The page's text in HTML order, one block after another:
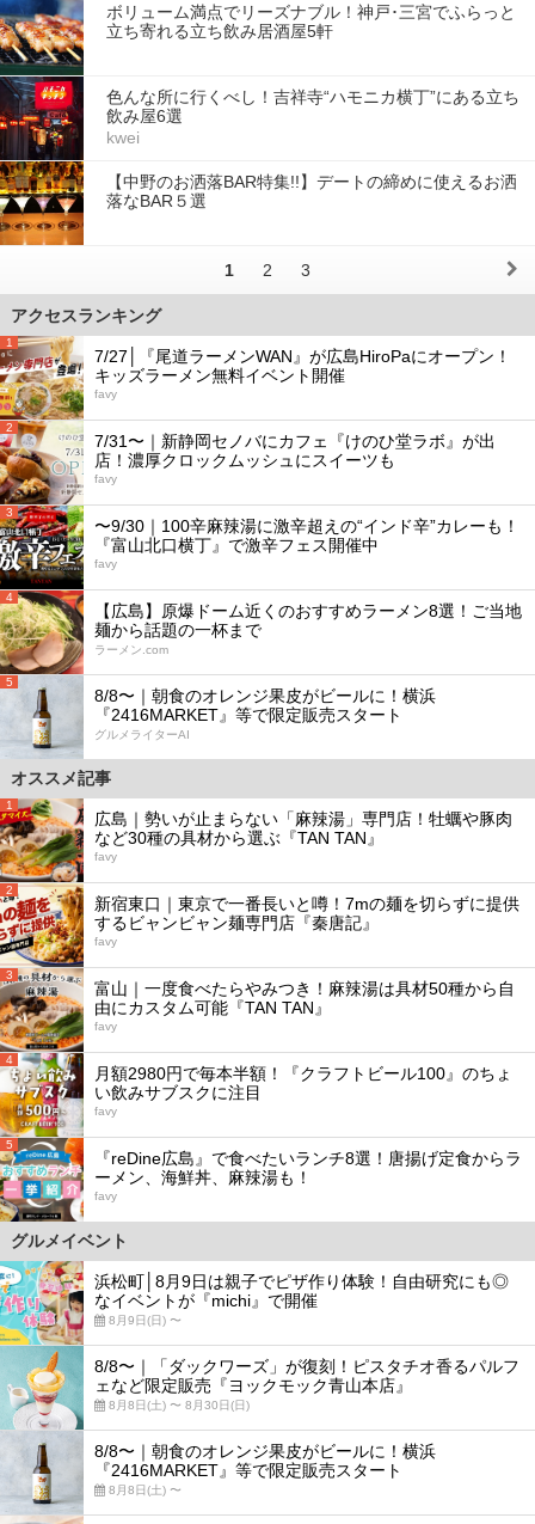
ボリューム満点でリーズナブル！神戸･三宮でふらっと
立ち寄れる立ち飲み居酒屋5軒
色んな所に行くべし！吉祥寺“ハモニカ横丁”にある立ち
飲み屋6選
kwei
【中野のお洒落BAR特集!!】デートの締めに使えるお洒
落なBAR５選
1 2 3
アクセスランキング
1
7/27│『尾道ラーメンWAN』が広島HiroPaにオープン！
キッズラーメン無料イベント開催
favy
2
7/31〜｜新静岡セノバにカフェ『けのひ堂ラボ』が出
店！濃厚クロックムッシュにスイーツも
favy
3
〜9/30｜100辛麻辣湯に激辛超えの“インド辛”カレーも！
『富山北口横丁』で激辛フェス開催中
favy
4
【広島】原爆ドーム近くのおすすめラーメン8選！ご当地
麺から話題の一杯まで
ラーメン.com
5
8/8〜｜朝食のオレンジ果皮がビールに！横浜
『2416MARKET』等で限定販売スタート
グルメライターAI
オススメ記事
1
広島｜勢いが止まらない「麻辣湯」専門店！牡蠣や豚肉
など30種の具材から選ぶ『TAN TAN』
favy
2
新宿東口｜東京で一番長いと噂！7mの麺を切らずに提供
するビャンビャン麺専門店『秦唐記』
favy
3
富山｜一度食べたらやみつき！麻辣湯は具材50種から自
由にカスタム可能『TAN TAN』
favy
4
月額2980円で毎本半額！『クラフトビール100』のちょ
い飲みサブスクに注目
favy
5
『reDine広島』で食べたいランチ8選！唐揚げ定食からラ
ーメン、海鮮丼、麻辣湯も！
favy
グルメイベント
浜松町│8月9日は親子でピザ作り体験！自由研究にも◎
なイベントが『michi』で開催
8月9日(日) 〜
8/8〜｜「ダックワーズ」が復刻！ピスタチオ香るパルフ
ェなど限定販売『ヨックモック青山本店』
8月8日(土) 〜 8月30日(日)
8/8〜｜朝食のオレンジ果皮がビールに！横浜
『2416MARKET』等で限定販売スタート
8月8日(土) 〜